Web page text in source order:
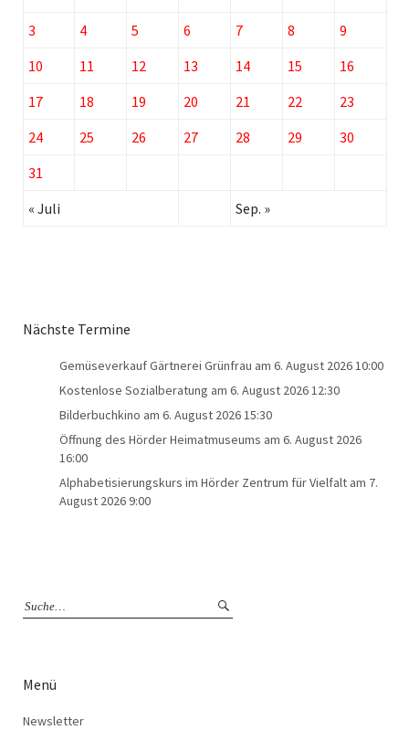
3
4 5 6 7 8
9
10
11 12 13 14 15
16
17
18 19 20 21 22
23
24
25 26 27 28 29
30
31
« Juli
Sep. »
Nächste Termine
Gemüseverkauf Gärtnerei Grünfrau am 6. August 2026 10:00
Kostenlose Sozialberatung am 6. August 2026 12:30
Bilderbuchkino am 6. August 2026 15:30
Öffnung des Hörder Heimatmuseums am 6. August 2026
16:00
Alphabetisierungskurs im Hörder Zentrum für Vielfalt am 7.
August 2026 9:00
Menü
Newsletter